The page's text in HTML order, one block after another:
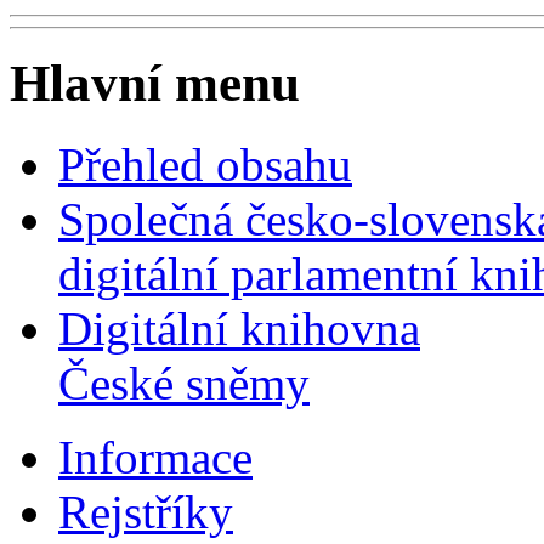
Hlavní menu
Přehled obsahu
Společná česko-
digitální parlamentní
Digitální knihovna
České sněmy
Informace
Rejstříky